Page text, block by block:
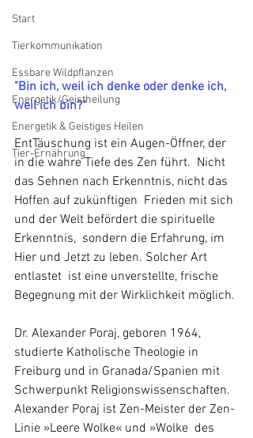
Start
Tierkommunikation
Essbare Wildpflanzen
Energetik/Geistheilung
Energetik & Geistiges Heilen
Tier-Ernährung
"Bin ich, weil ich denke oder denke ich,
weil ich bin?"
EntTäuschung ist ein Augen-Öffner, der
in die wahre Tiefe des Zen führt.  Nicht
das Sehnen nach Erkenntnis, nicht das
Hoffen auf zukünftigen  Frieden mit sich
und der Welt befördert die spirituelle
Erkenntnis,  sondern die Erfahrung, im
Hier und Jetzt zu leben. Solcher Art
entlastet  ist eine unverstellte, frische
Begegnung mit der Wirklichkeit möglich.
Dr. Alexander Poraj, geboren 1964,
studierte Katholische Theologie in
Freiburg und in Granada/Spanien mit
Schwerpunkt Religionswissenschaften.
Alexander Poraj ist Zen-Meister der Zen-
Linie »Leere Wolke« und »Wolke  des